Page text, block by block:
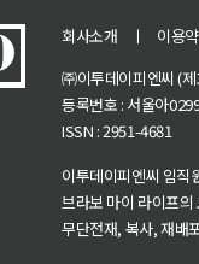
회사소개 ㅣ 이용
㈜이투데이피엔씨 (
등록번호 : 서울아
ISSN : 2951-4681
이투데이피엔씨 임직
브라보 마이 라이프
무단전재, 복사, 재배